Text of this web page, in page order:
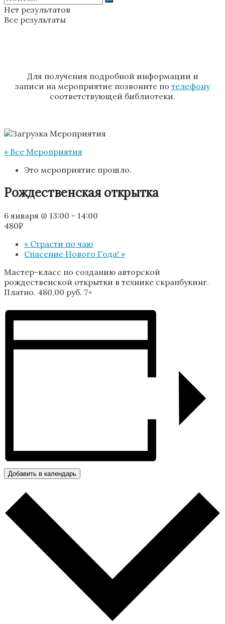
Нет результатов
Все результаты
Для получения подробной информации и
записи на мероприятие позвоните по телефону
соответствующей библиотеки.
« Все Мероприятия
Это мероприятие прошло.
Рождественская открытка
6 января @ 13:00 - 14:00
480₽
« Страсти по чаю
Спасение Нового Года! »
Мастер-класс по созданию авторской
рождественской открытки в технике скрапбукинг.
Платно. 480,00 руб. 7+
Добавить в календарь